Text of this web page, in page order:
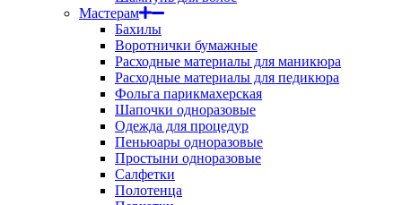
Мастерам
Бахилы
Воротнички бумажные
Расходные материалы для маникюра
Расходные материалы для педикюра
Фольга парикмахерская
Шапочки одноразовые
Одежда для процедур
Пеньюары одноразовые
Простыни одноразовые
Салфетки
Полотенца